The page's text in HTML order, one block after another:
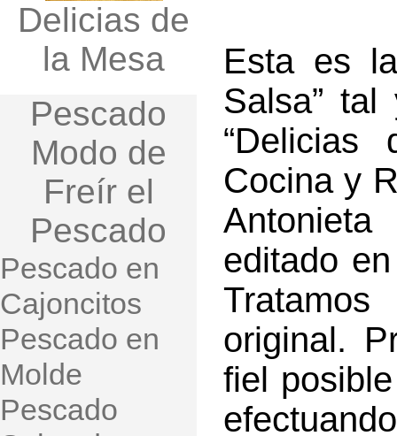
Delicias de
la Mesa
Pescado
Modo de
Freír el
Pescado
Pescado en
Cajoncitos
Pescado en
Molde
Pescado
Esta es
Salsa”
Cocina y
editado
original.
fiel